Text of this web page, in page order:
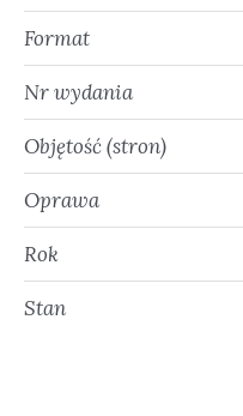
Format
Nr wydania
Objętość (stron)
Oprawa
Rok
Stan